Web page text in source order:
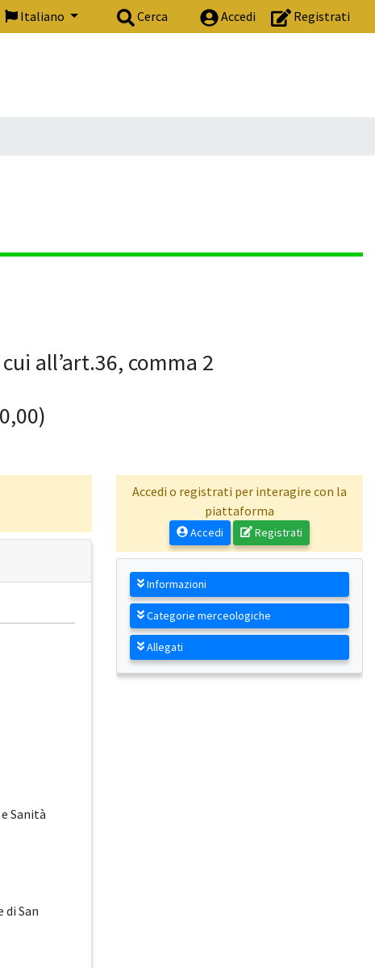
Accedi Registrati
Cerca
Italiano
all’art.36, comma 2
Sanità
San
Accedi o registrati per interagire con la
piattaforma
Accedi Registrati
Informazioni
Categorie merceologiche
Allegati